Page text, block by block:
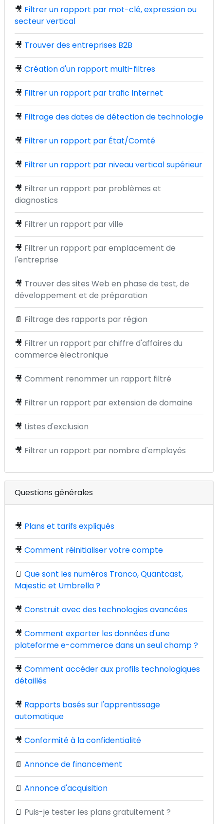
🎥 Filtrer un rapport par mot-clé, expression ou
secteur vertical
🎥 Trouver des entreprises B2B
🎥 Création d'un rapport multi-filtres
🎥 Filtrer un rapport par trafic Internet
🎥 Filtrage des dates de détection de technologie
🎥 Filtrer un rapport par État/Comté
🎥 Filtrer un rapport par niveau vertical supérieur
🎥 Filtrer un rapport par problèmes et
diagnostics
🎥 Filtrer un rapport par ville
🎥 Filtrer un rapport par emplacement de
l'entreprise
🎥 Trouver des sites Web en phase de test, de
développement et de préparation
📄 Filtrage des rapports par région
🎥 Filtrer un rapport par chiffre d'affaires du
commerce électronique
🎥 Comment renommer un rapport filtré
🎥 Filtrer un rapport par extension de domaine
🎥 Listes d'exclusion
🎥 Filtrer un rapport par nombre d'employés
Questions générales
🎥 Plans et tarifs expliqués
🎥 Comment réinitialiser votre compte
📄 Que sont les numéros Tranco, Quantcast,
Majestic et Umbrella ?
🎥 Construit avec des technologies avancées
🎥 Comment exporter les données d'une
plateforme e-commerce dans un seul champ ?
🎥 Comment accéder aux profils technologiques
détaillés
🎥 Rapports basés sur l'apprentissage
automatique
🎥 Conformité à la confidentialité
📄 Annonce de financement
📄 Annonce d'acquisition
📄 Puis-je tester les plans gratuitement ?